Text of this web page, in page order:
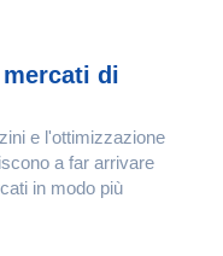
di
e l'ottimizzazione
a far arrivare
in modo più